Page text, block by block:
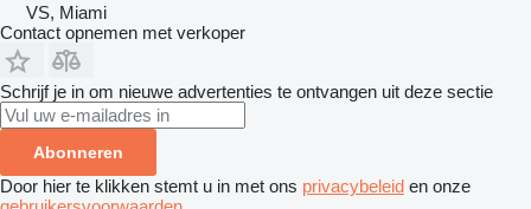
VS, Miami
Contact opnemen met verkoper
Schrijf je in om nieuwe advertenties te ontvangen uit deze sectie
Abonneren
Door hier te klikken stemt u in met ons privacybeleid en onze